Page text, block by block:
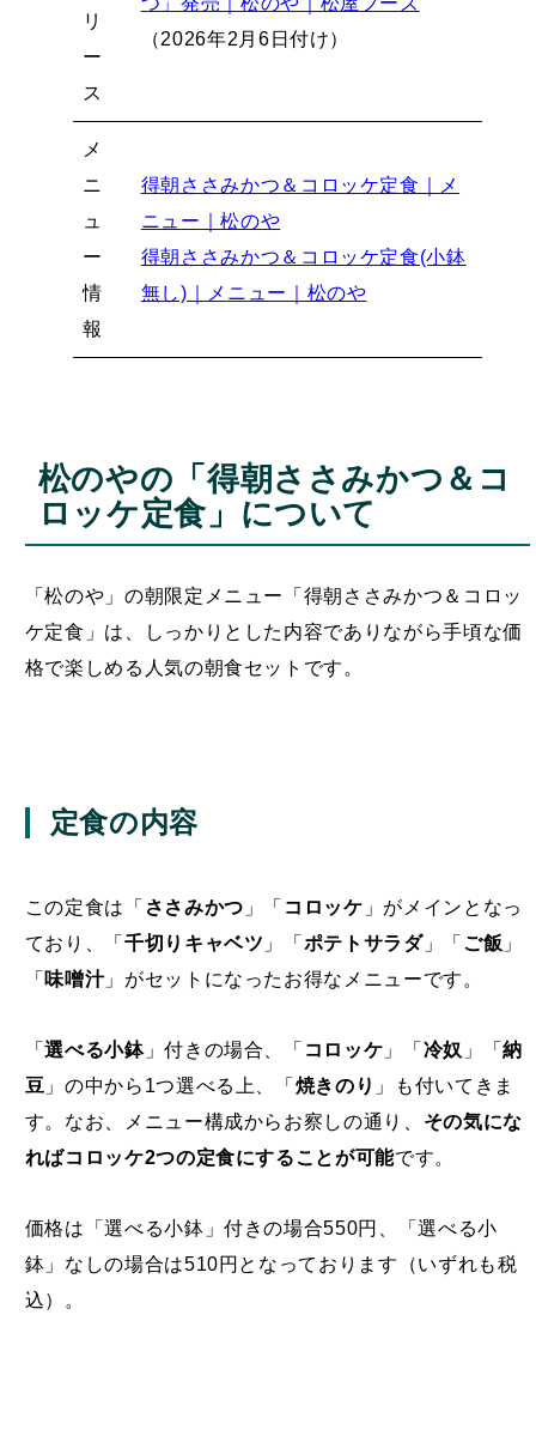
リ
ー
ス
（2026年2月6日付け）
メ
ニ
ュ
ー
情
報
得朝ささみかつ＆コロッケ定食｜メ
ニュー｜松のや
得朝ささみかつ＆コロッケ定食(小鉢
無し)｜メニュー｜松のや
松のやの「得朝ささみかつ＆コ
ロッケ定食」について
「松のや」の朝限定メニュー「得朝ささみかつ＆コロッ
ケ定食」は、しっかりとした内容でありながら手頃な価
格で楽しめる人気の朝食セットです。
定食の内容
この定食は「 ささみかつ 」「 コロッケ 」がメインとなっ
ており、「 千切りキャベツ 」「 ポテトサラダ」「 ご飯 」
「 味噌汁」がセットになったお得なメニューです。
「選べる小鉢」付きの場合、「 コロッケ 」「 冷奴 」「納
豆 」の中から1つ選べる上、「 焼きのり 」も付いてきま
す。なお、メニュー構成からお察しの通り、 その気にな
ればコロッケ2つの定食にすることが可能です。
価格は「選べる小鉢」付きの場合550円、「選べる小
鉢」なしの場合は510円となっております（いずれも税
込）。